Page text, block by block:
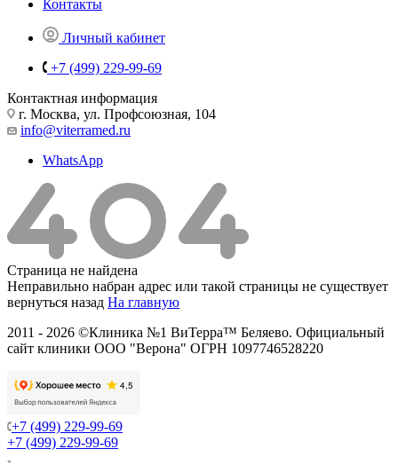
Контакты
Личный кабинет
+7 (499) 229-99-69
Контактная информация
г. Москва, ул. Профсоюзная, 104
info@viterramed.ru
WhatsApp
Страница не найдена
Неправильно набран адрес или такой страницы не существует
вернуться назад На главную
2011 - 2026 ©Клиника №1 ВиТерра™ Беляево. Официальный
сайт клиники ООО "Верона" ОГРН 1097746528220
+7 (499) 229-99-69
+7 (499) 229-99-69